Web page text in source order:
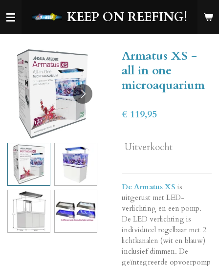
direct
hoofdinhoud
KEEP ON REEFING!
Armatus XS -
all in one
microaquarium
€ 119,95
Uitverkocht
De Armatus XS is
uitgerust met LED-
verlichting en een pomp.
De LED verlichting is
individueel regelbaar met 2
lichtkanalen (wit en blauw)
inclusief dimmen. De
geïntegreerde opvoerpomp